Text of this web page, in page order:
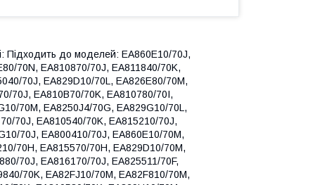
Підходить до моделей: EA860E10/70J,
70N, EA810870/70J, EA811840/70K,
70J, EA829D10/70L, EA826E80/70M,
70J, EA810B70/70K, EA810780/70I,
70M, EA8250J4/70G, EA829G10/70L,
70J, EA810540/70K, EA815210/70J,
70J, EA800410/70J, EA860E10/70M,
70H, EA815570/70H, EA829D10/70M,
70J, EA816170/70J, EA825511/70F,
70K, EA82FJ10/70M, EA82F810/70M,